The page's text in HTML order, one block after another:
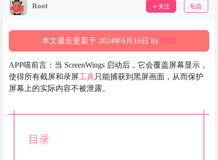
Root 关注 私信
本文最后更新于 2024年6月16日 by 阿喵
APP喵前言：当 ScreenWings 启动后，它会覆盖屏幕显示，
使得所有截屏和录屏工具只能捕获到黑屏画面，从而保护
屏幕上的实际内容不被泄露。
目录